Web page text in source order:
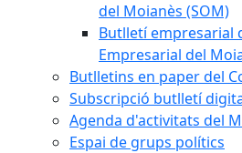
del Moianès (SOM)
Butlletí empresarial
Empresarial del
Butlletins en paper del
Subscripció butlletí
Agenda d'activitats del
Espai de grups polítics